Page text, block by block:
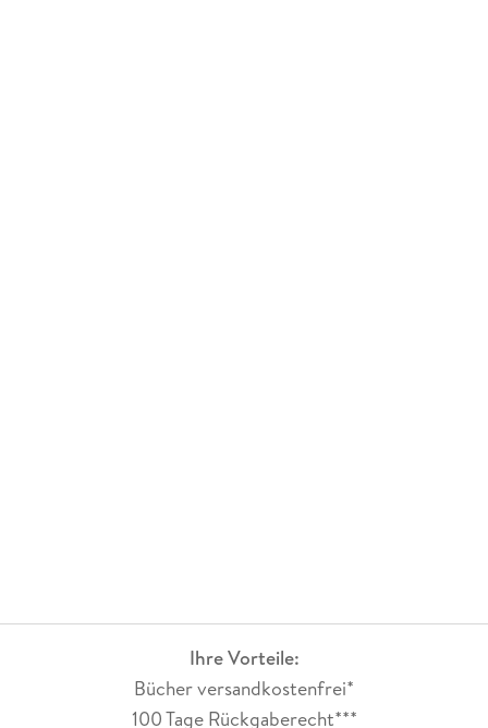
Ihre Vorteile:
Bücher versandkostenfrei*
100 Tage Rückgaberecht***